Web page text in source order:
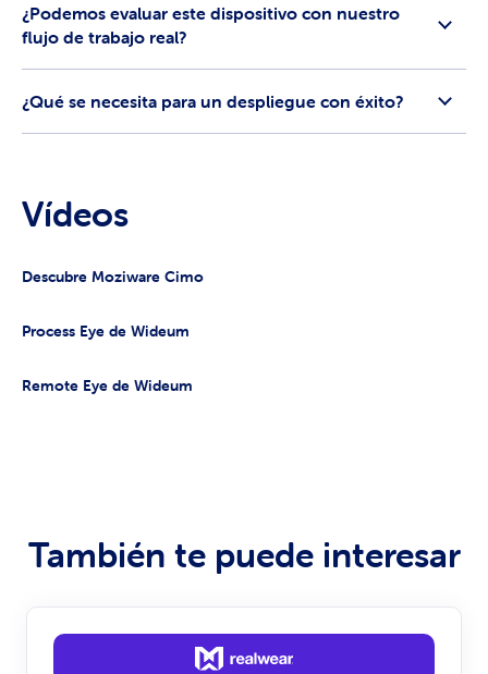
¿Podemos evaluar este dispositivo con nuestro
flujo de trabajo real?
¿Qué se necesita para un despliegue con éxito?
Vídeos
Descubre Moziware Cimo
Process Eye de Wideum
Remote Eye de Wideum
También te puede interesar